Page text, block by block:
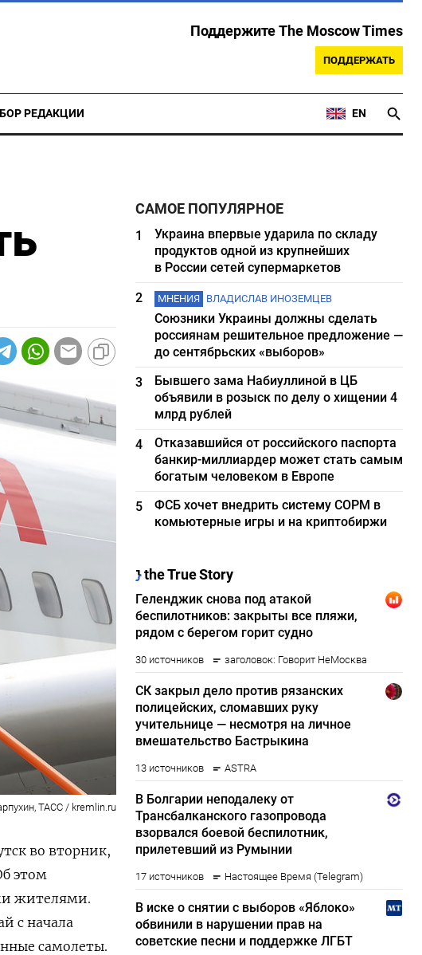
Поддержите The Moscow Times
ПОДДЕРЖАТЬ
РЕДАКЦИИ EN
ТАСС / kremlin.ru
во вторник,
этом
жителями.
с начала
самолеты.
САМОЕ ПОПУЛЯРНОЕ
1
Украина впервые ударила по складу
продуктов одной из крупнейших
в России сетей супермаркетов
2
МНЕНИЯ ВЛАДИСЛАВ ИНОЗЕМЦЕВ
Союзники Украины должны сделать
россиянам решительное предложение —
до сентябрьских «выборов»
3
Бывшего зама Набиуллиной в ЦБ
объявили в розыск по делу о хищении 4
млрд рублей
4
Отказавшийся от российского паспорта
банкир-миллиардер может стать самым
богатым человеком в Европе
5
ФСБ хочет внедрить систему СОРМ в
комьютерные игры и на криптобиржи